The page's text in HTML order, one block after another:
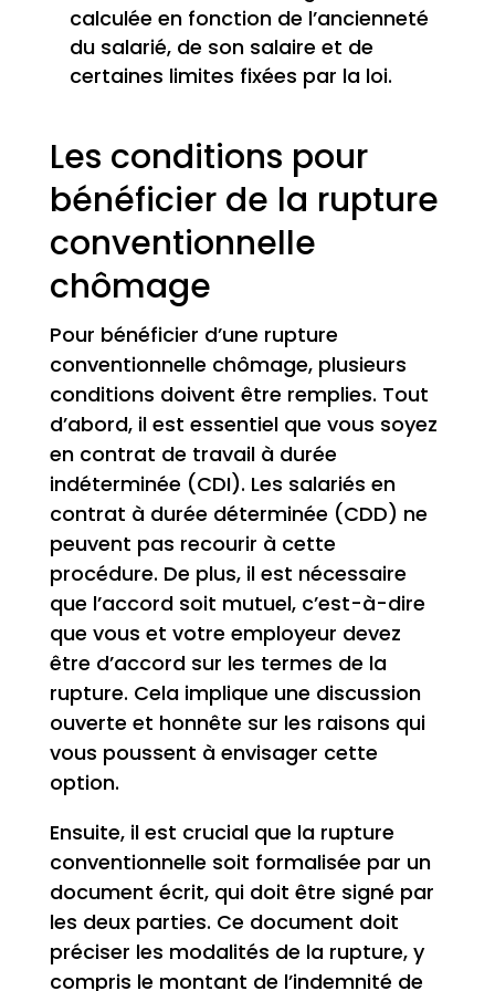
calculée en fonction de l’ancienneté
du salarié, de son salaire et de
certaines limites fixées par la loi.
Les conditions pour
bénéficier de la rupture
conventionnelle
chômage
Pour bénéficier d’une rupture
conventionnelle chômage, plusieurs
conditions doivent être remplies. Tout
d’abord, il est essentiel que vous soyez
en contrat de travail à durée
indéterminée (CDI). Les salariés en
contrat à durée déterminée (CDD) ne
peuvent pas recourir à cette
procédure. De plus, il est nécessaire
que l’accord soit mutuel, c’est-à-dire
que vous et votre employeur devez
être d’accord sur les termes de la
rupture. Cela implique une discussion
ouverte et honnête sur les raisons qui
vous poussent à envisager cette
option.
Ensuite, il est crucial que la rupture
conventionnelle soit formalisée par un
document écrit, qui doit être signé par
les deux parties. Ce document doit
préciser les modalités de la rupture, y
compris le montant de l’indemnité de